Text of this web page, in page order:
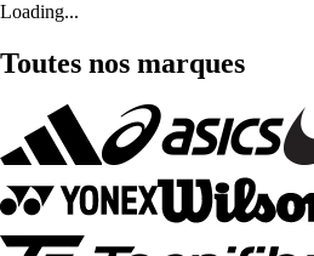
Loading...
Toutes nos marques